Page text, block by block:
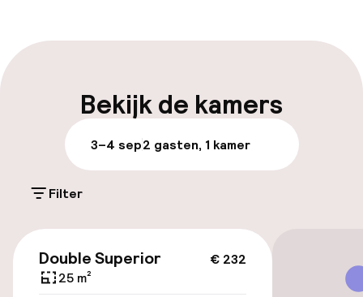
Meertalige medewerkers
Parkeren & mobiliteit
Parkeergelegenheid op eigen terrein
(buiten)
Openbaar parkeren
Bekijk de kamers
3–4 sep2 gasten, 1 kamer
Filter
€ 232
Double Superior
25 m²